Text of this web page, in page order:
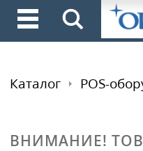
Каталог POS-
ВНИМАНИЕ!